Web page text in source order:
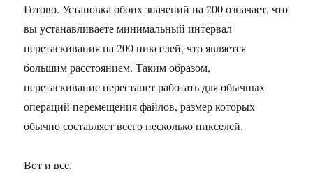
Готово. Установка обоих значений на 200 означает, что
вы устанавливаете минимальный интервал
перетаскивания на 200 пикселей, что является
большим расстоянием. Таким образом,
перетаскивание перестанет работать для обычных
операций перемещения файлов, размер которых
обычно составляет всего несколько пикселей.
Вот и все.